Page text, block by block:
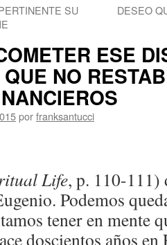
SU
DESEO
ESE
NO
porfranksantucci
Life, p. 110-111)
Podemos
tener en mente
doscientos años en